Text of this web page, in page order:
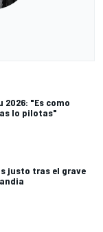
2026: "Es como
lo pilotas"
justo tras el grave